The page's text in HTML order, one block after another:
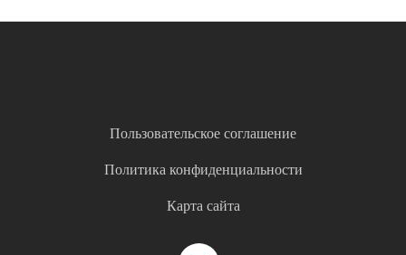
Пользовательское соглашение
Политика конфиденциальности
Карта сайта